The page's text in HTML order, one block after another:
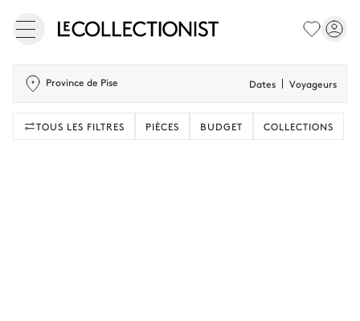
Province de Pise Dates Voyageurs
TOUS LES FILTRES PIÈCES BUDGET COLLECTIONS